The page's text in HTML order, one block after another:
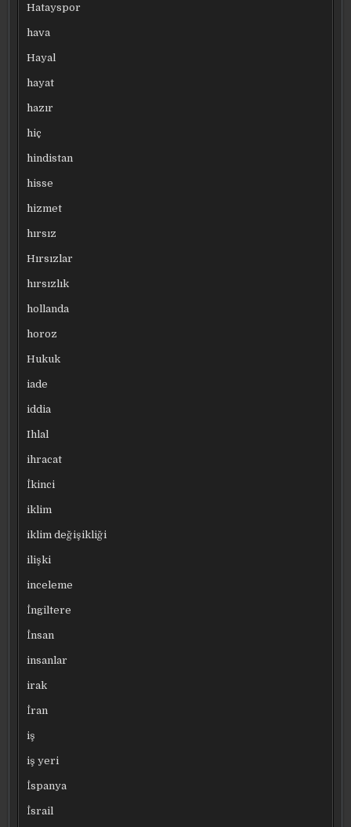
Hatayspor
hava
Hayal
hayat
hazır
hiç
hindistan
hisse
hizmet
hırsız
Hırsızlar
hırsızlık
hollanda
horoz
Hukuk
iade
iddia
Ihlal
ihracat
İkinci
iklim
iklim değişikliği
ilişki
inceleme
İngiltere
İnsan
insanlar
irak
İran
iş
iş yeri
İspanya
İsrail